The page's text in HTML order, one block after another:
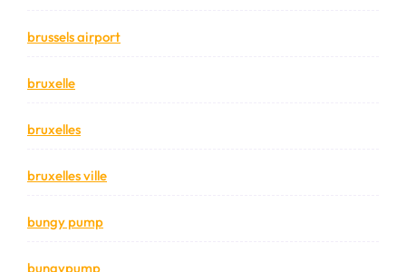
brussels airport
bruxelle
bruxelles
bruxelles ville
bungy pump
bungypump